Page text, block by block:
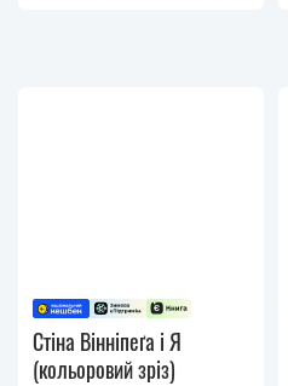
Стіна Вінніпеґа і Я
(кольоровий зріз)